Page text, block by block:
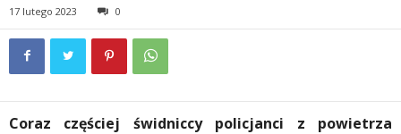
17 lutego 2023 0
Coraz częściej świdniccy policjanci z powietrza